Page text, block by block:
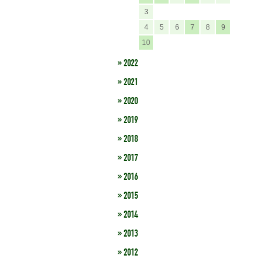
3
4
5 6 7 8
9
10
» 2022
» 2021
» 2020
» 2019
» 2018
» 2017
» 2016
» 2015
» 2014
» 2013
» 2012